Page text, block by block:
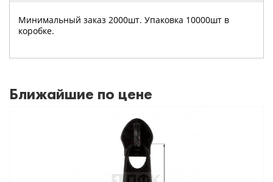
Минимальный заказ 2000шт. Упаковка 10000шт в
коробке.
Ближайшие по цене